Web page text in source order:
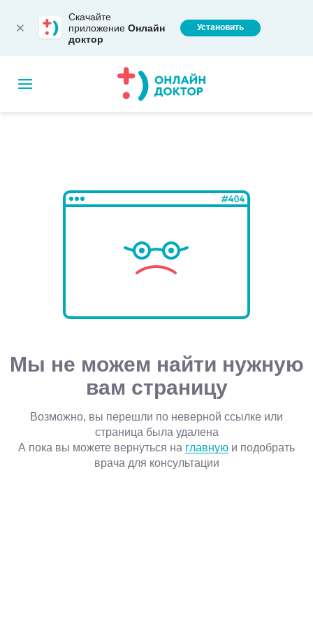
Скачайте
приложение Онлайн
доктор
Установить
Мы не можем найти нужную
вам страницу
Возможно, вы перешли по неверной ссылке или
страница была удалена
А пока вы можете вернуться на главную и подобрать
врача для консультации